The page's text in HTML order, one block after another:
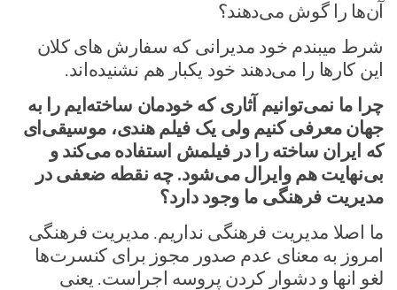
آن‌ها را گوش می‌دهند؟
شرط میبندم خود مدیرانی که سفارش های کلان
این کارها را می‌دهند خود یکبار هم نشنیده‌اند.
چرا ما نمی‌توانیم آثاری که خودمان ساخته‌ایم را به
جهان معرفی کنیم ولی یک فیلم هندی، موسیقی‌ای
که ایران ساخته را در فیلمش استفاده می‌کند و
بی‌نهایت هم وایرال می‌شود. چه نقطه ضعفی در
مدیریت فرهنگی ما وجود دارد؟
ما اصلا مدیریت فرهنگی نداریم. مدیریت فرهنگی
امروز به معنای عدم صدور مجوز برای کنسرت‌ها
لغو انها و دشوار کردن پروسه اجراست. یعنی